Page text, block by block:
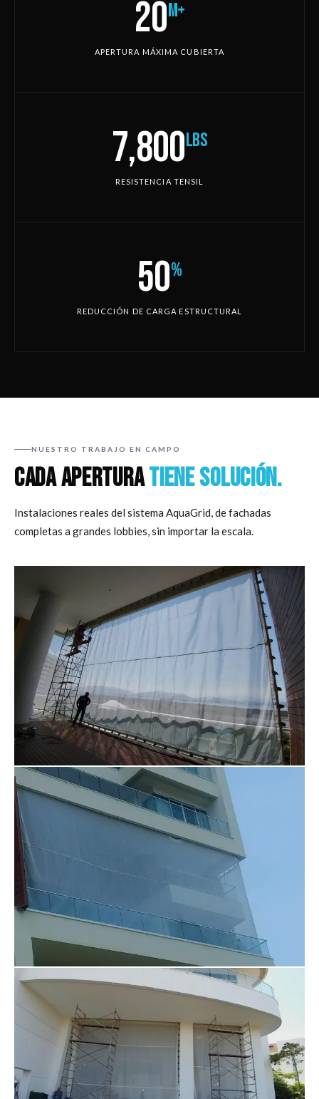
20m+
APERTURA MÁXIMA CUBIERTA
7,800lbs
RESISTENCIA TENSIL
50%
REDUCCIÓN DE CARGA ESTRUCTURAL
NUESTRO TRABAJO EN CAMPO
CADA APERTURATIENE SOLUCIÓN.
Instalaciones reales del sistema AquaGrid, de fachadas
completas a grandes lobbies, sin importar la escala.